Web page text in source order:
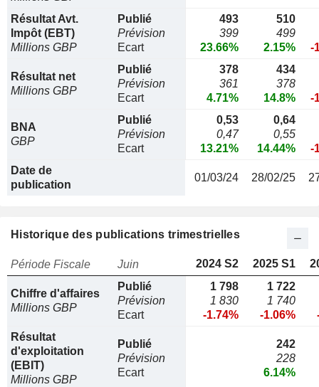
Résultat Avt.
Impôt (EBT)
Millions GBP
Publié
Prévision
Ecart
493
399
23.66%
510
499
2.15%
-
Résultat net
Millions GBP
Publié
Prévision
Ecart
378
361
4.71%
434
378
14.8%
-
BNA
GBP
Publié
Prévision
Ecart
0,53
0,47
13.21%
0,64
0,55
14.44%
-
Date de
publication
01/03/24 28/02/25
Historique des publications trimestrielles
Période Fiscale Juin 2024 S2 2025 S1
Chiffre d'affaires
Millions GBP
Publié
Prévision
Ecart
1 798
1 830
-1.74%
1 722
1 740
-1.06%
Résultat
d'exploitation
(EBIT)
Millions GBP
Publié
Prévision
Ecart
242
228
6.14%